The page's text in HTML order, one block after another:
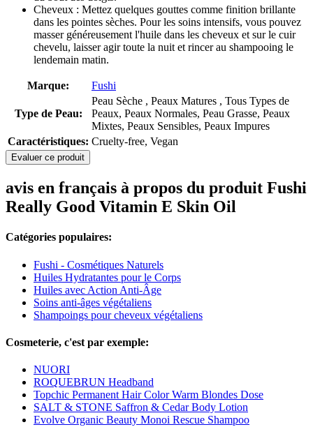
Cheveux : Mettez quelques gouttes comme finition brillante
dans les pointes sèches. Pour les soins intensifs, vous pouvez
masser généreusement l'huile dans les cheveux et sur le cuir
chevelu, laisser agir toute la nuit et rincer au shampooing le
lendemain matin.
Marque: Fushi
Type de Peau:
Peau Sèche , Peaux Matures , Tous Types de
Peaux, Peaux Normales, Peau Grasse, Peaux
Mixtes, Peaux Sensibles, Peaux Impures
Caractéristiques: Cruelty-free, Vegan
Evaluer ce produit
avis en français à propos du produit Fushi
Really Good Vitamin E Skin Oil
Catégories populaires:
Fushi - Cosmétiques Naturels
Huiles Hydratantes pour le Corps
Huiles avec Action Anti-Âge
Soins anti-âges végétaliens
Shampoings pour cheveux végétaliens
Cosmeterie, c'est par exemple:
NUORI
ROQUEBRUN Headband
Topchic Permanent Hair Color Warm Blondes Dose
SALT & STONE Saffron & Cedar Body Lotion
Evolve Organic Beauty Monoi Rescue Shampoo